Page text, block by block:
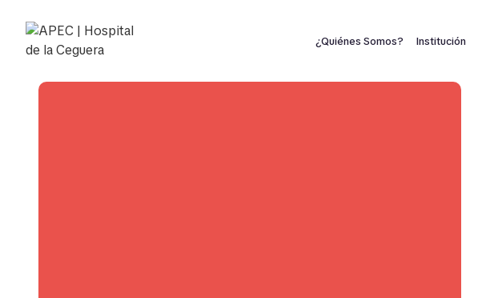
¿Quiénes Somos? Institución